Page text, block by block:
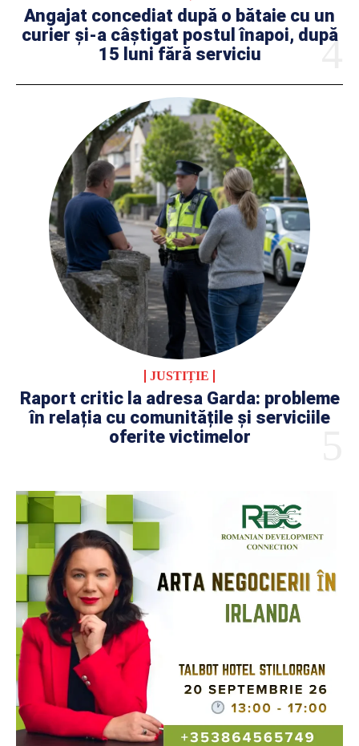
Angajat concediat după o bătaie cu un
curier și-a câștigat postul înapoi, după
15 luni fără serviciu
JUSTIȚIE
Raport critic la adresa Garda: probleme
în relația cu comunitățile și serviciile
oferite victimelor